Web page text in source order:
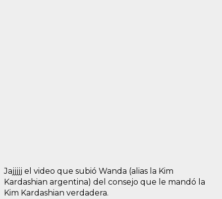
Jajjjjj el video que subió Wanda (alias la Kim
Kardashian argentina) del consejo que le mandó la
Kim Kardashian verdadera.